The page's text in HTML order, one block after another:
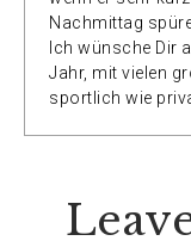
Nachmittag
Ich wünsche Dir
Jahr, mit vielen
sportlich wie